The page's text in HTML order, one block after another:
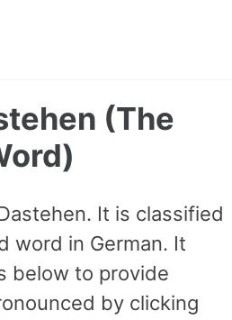
(The
It is classified
word in German. It
below to provide
by clicking